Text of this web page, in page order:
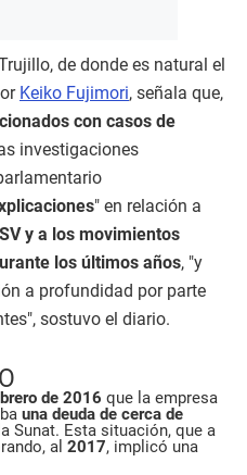
de donde es natural el
Keiko Fujimori, señala que,
con casos de
investigaciones
" en relación a
y a los movimientos
los últimos años, "y
a profundidad por parte
sostuvo el diario.
de 2016 que la empresa
una deuda de cerca de
Sunat. Esta situación, que a
al 2017, implicó una